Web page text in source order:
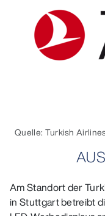
Quelle: Turkish
Am Standort der
in Stuttgart betreibt